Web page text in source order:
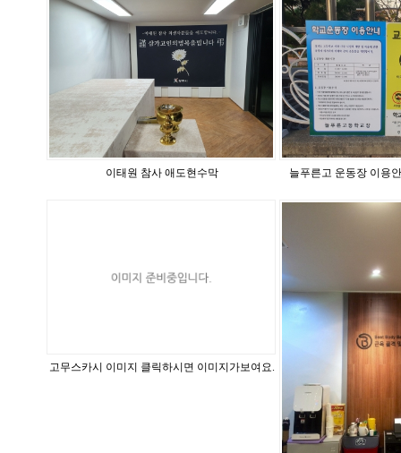
이태원 참사 애도현수막 늘푸른고 운동장 이용
고무스카시 이미지 클릭하시면 이미지가보여요.